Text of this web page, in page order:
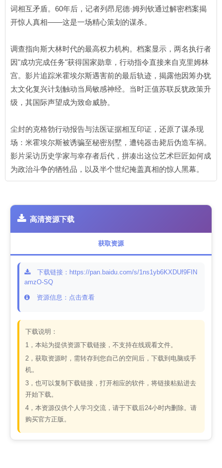
词相互矛盾。60年后，记者列昂尼德·姆列钦通过解密档案揭
开惊人真相——这是一场精心策划的谋杀。
调查指向斯大林时代的最高权力机构。档案显示，两名执行者
因"成功完成任务"获得国家勋章，行动指令直接来自克里姆林
宫。影片追踪米霍埃尔斯遇害前的最后轨迹，揭露他因筹办犹
太文化复兴计划触动当局敏感神经。当时正值苏联反犹政策升
级，其国际声望成为致命威胁。
尘封的克格勃行动报告与法医证据相互印证，还原了谋杀现
场：米霍埃尔斯被诱骗至秘密别墅，遭钝器击毙后伪造车祸。
影片采访历史学家与幸存者后代，拼凑出这位艺术巨匠如何成
为政治斗争的牺牲品，以及半个世纪掩盖真相的惊人黑幕。
高清资源下载
获取资源
下载链接：https://pan.baidu.com/s/1ns1yb6KXDUf9FIN
amzO-SQ
资源信息：点击查看
下载说明：
1，本站为提供资源下载链接，不支持在线观看文件。
2，获取资源时，需转存到您自己的空间后，下载到电脑或手
机。
3，也可以复制下载链接，打开相应的软件，将链接粘贴进去
开始下载。
4，本资源仅供个人学习交流，请于下载后24小时内删除。请
购买官方正版。